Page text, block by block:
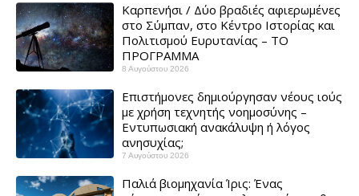
Καρπενήσι / Δύο βραδιές αφιερωμένες
στο Σύμπαν, στο Κέντρο Ιστορίας και
Πολιτισμού Ευρυτανίας – ΤΟ
ΠΡΟΓΡΑΜΜΑ
8 Αυγούστου 2026
Επιστήμονες δημιούργησαν νέους ιούς
με χρήση τεχνητής νοημοσύνης –
Εντυπωσιακή ανακάλυψη ή λόγος
ανησυχίας; ​
7 Αυγούστου 2026
Παλιά βιομηχανία Ίρις: Ένας